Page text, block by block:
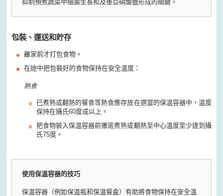
抑制預煮蔬菜中細菌生長和及後亞硝酸鹽形成的關鍵。
包裝、運送和貯存
離家前才打包食物。
在途中把包裝好的食物保持在安全温度：
熱食
已煮熟或翻熱的餐食等熱食應存放在適當的保温容器中，温度
保持在攝氏60度或以上。
把食物裝入保温容器前徹底煮熟或翻熱至中心温度至少達到攝
氏75度。
使用保温容器的技巧
保温容器（例如保温瓶和保温餐盒）有助將食物保持在安全温